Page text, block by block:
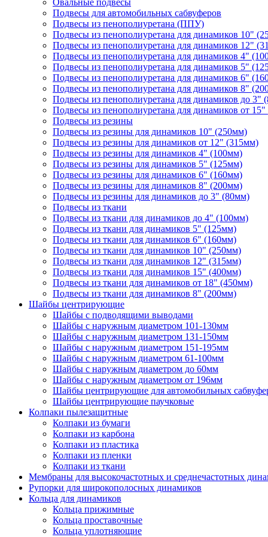
Овальные подвесы
Подвесы для автомобильных сабвуферов
Подвесы из пенополиуретана (ППУ)
Подвесы из пенополиуретана для динамиков 10"
Подвесы из пенополиуретана для динамиков 12"
Подвесы из пенополиуретана для динамиков 4"
Подвесы из пенополиуретана для динамиков 5"
Подвесы из пенополиуретана для динамиков 6"
Подвесы из пенополиуретана для динамиков 8"
Подвесы из пенополиуретана для динамиков до 3"
Подвесы из пенополиуретана для динамиков от
Подвесы из резины
Подвесы из резины для динамиков 10" (250мм)
Подвесы из резины для динамиков от 12" (315мм)
Подвесы из резины для динамиков 4" (100мм)
Подвесы из резины для динамиков 5" (125мм)
Подвесы из резины для динамиков 6" (160мм)
Подвесы из резины для динамиков 8" (200мм)
Подвесы из резины для динамиков до 3" (80мм)
Подвесы из ткани
Подвесы из ткани для динамиков до 4" (100мм)
Подвесы из ткани для динамиков 5" (125мм)
Подвесы из ткани для динамиков 6" (160мм)
Подвесы из ткани для динамиков 10" (250мм)
Подвесы из ткани для динамиков 12" (315мм)
Подвесы из ткани для динамиков 15" (400мм)
Подвесы из ткани для динамиков от 18" (450мм)
Подвесы из ткани для динамиков 8" (200мм)
Шайбы центрирующие
Шайбы с подводящими выводами
Шайбы с наружным диаметром 101-130мм
Шайбы с наружным диаметром 131-150мм
Шайбы с наружным диаметром 151-195мм
Шайбы с наружным диаметром 61-100мм
Шайбы с наружным диаметром до 60мм
Шайбы с наружным диаметром от 196мм
Шайбы центрирующие для автомобильных
Шайбы центрирующие паучковые
Колпаки пылезащитные
Колпаки из бумаги
Колпаки из карбона
Колпаки из пластика
Колпаки из пленки
Колпаки из ткани
Мембраны для высокочастотных и среднечастотных
Рупорки для широкополосных динамиков
Кольца для динамиков
Кольца прижимные
Кольца проставочные
Кольца уплотняющие